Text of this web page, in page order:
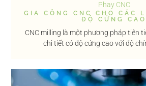
Phay CNC
GIA CÔNG CNC CHO CÁC
ĐỘ CỨNG CAO
CNC milling là một phương pháp tiên
chi tiết có độ cứng cao với độ